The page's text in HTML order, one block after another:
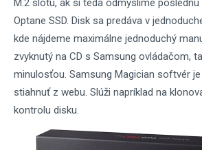
M.2 slotu, ak si teda odmyslíme poslednú
Optane SSD. Disk sa predáva v
kde nájdeme maximálne jednoduchý
zvyknutý na CD s Samsung ovládačom,
minulosťou. Samsung Magician softvér
stiahnuť z webu. Slúži napríklad na
kontrolu disku.